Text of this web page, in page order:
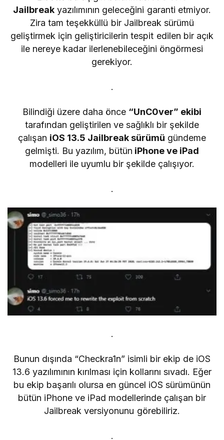
Jailbreak yazılımının geleceğini garanti etmiyor.
Zira tam teşekküllü bir Jailbreak sürümü
geliştirmek için geliştiricilerin tespit edilen bir açık
ile nereye kadar ilerlenebileceğini öngörmesi
gerekiyor.
.
Bilindiği üzere daha önce “UnC0ver” ekibi
tarafından geliştirilen ve sağlıklı bir şekilde
çalışan iOS 13.5 Jailbreak sürümü gündeme
gelmişti. Bu yazılım, bütün iPhone ve iPad
modelleri ile uyumlu bir şekilde çalışıyor.
.
.
Bunun dışında “Checkra1n” isimli bir ekip de iOS
13.6 yazılımının kırılması için kollarını sıvadı. Eğer
bu ekip başarılı olursa en güncel iOS sürümünün
bütün iPhone ve iPad modellerinde çalışan bir
Jailbreak versiyonunu görebiliriz.
.